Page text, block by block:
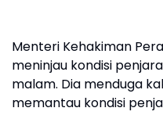
Menteri Kehakiman
meninjau kondisi
malam. Dia menduga
memantau kondisi